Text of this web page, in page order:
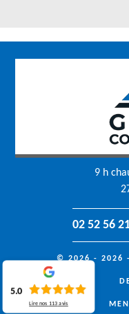
9 h
02 52 56
© 2026 - 2026 -
5.0
Lire nos 113 avis